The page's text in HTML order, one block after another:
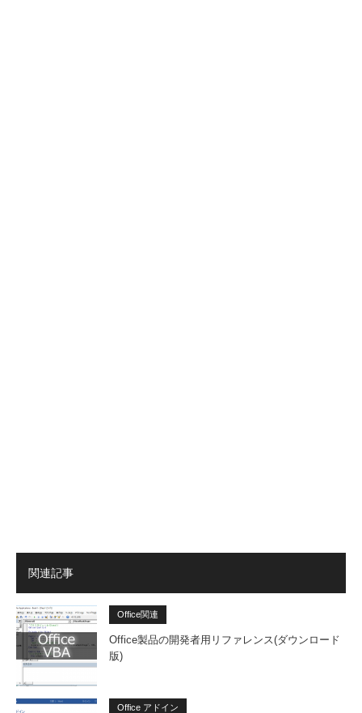
関連記事
Office関連
Office製品の開発者用リファレンス(ダウンロード
版)
Office アドイン